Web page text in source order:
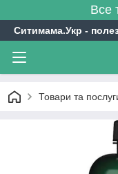
Все
Ситимама.Укр -
Товари та